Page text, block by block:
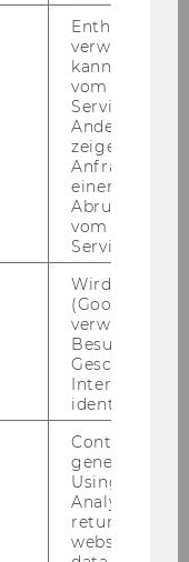
Enthält ein
verwendet
kann, um
vom AMP-
Service
Andere
zeigen Opt-
Anfrage im
einen Fehler
Abrufen
vom AMP
Service an.
Wird von
(Google Tag
verwendet,
Besucher
Geschlecht
Interessen zu
identifizieren.
Contains a
generated
Using this
Analytics can
returning
website and